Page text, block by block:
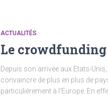
ACTUALITÉS
Le crowdfunding
Depuis son arrivée aux Etats-
convaincre de plus en plus de
particulièrement à l’Europe. En